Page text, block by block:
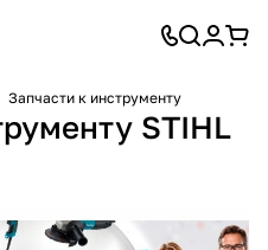
Запчасти к инструменту
STIHL